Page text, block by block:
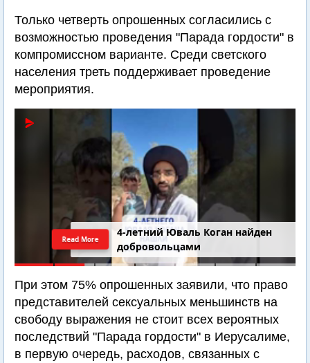
Только четверть опрошенных согласились с
возможностью проведения "Парада гордости" в
компромиссном варианте. Среди светского
населения треть поддерживает проведение
мероприятия.
4-летний Юваль Коган найден
добровольцами
Read More
При этом 75% опрошенных заявили, что право
представителей сексуальных меньшинств на
свободу выражения не стоит всех вероятных
последствий "Парада гордости" в Иерусалиме,
в первую очередь, расходов, связанных с